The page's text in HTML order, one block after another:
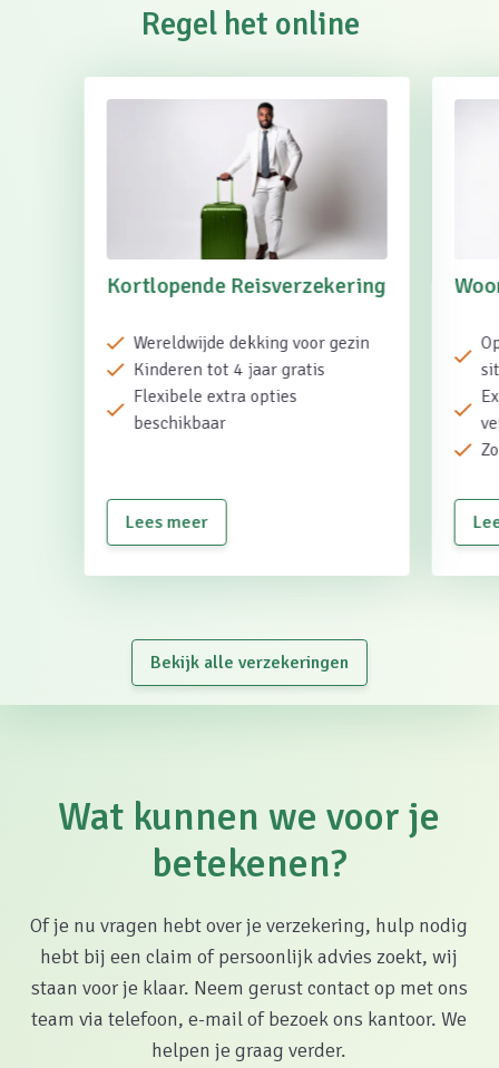
Regel het online
Kortlopende Reisverzekering
Wereldwijde dekking voor gezin
Kinderen tot 4 jaar gratis
Flexibele extra opties
beschikbaar
Lees meer
Bekijk alle verzekeringen
Wat kunnen we voor je
betekenen?
Of je nu vragen hebt over je verzekering, hulp nodig
hebt bij een claim of persoonlijk advies zoekt, wij
staan voor je klaar. Neem gerust contact op met ons
team via telefoon, e-mail of bezoek ons kantoor. We
helpen je graag verder.